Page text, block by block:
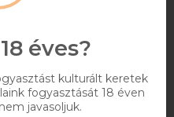
éves?
kulturált keretek
fogyasztását 18 éven
javasoljuk.